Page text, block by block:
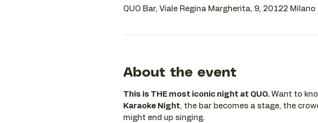
QUO Bar, Viale Regina Margherita, 9, 20122 Milano
About the event
This is THE most iconic night at QUO. Want to
Karaoke Night, the bar becomes a stage, the
might end up singing.